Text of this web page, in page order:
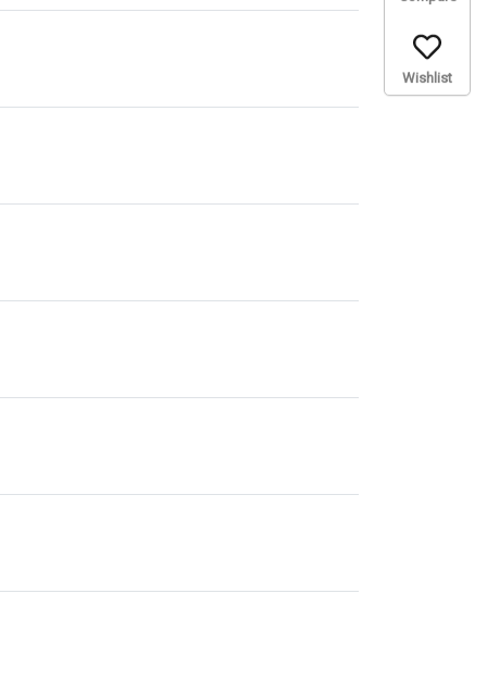
Wishlist